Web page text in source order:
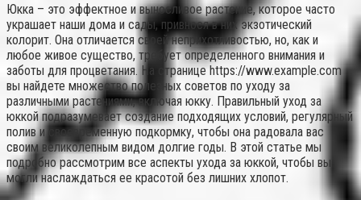
Юкка – это эффектное и выносливое растение, которое часто
украшает наши дома и сады, привнося в них экзотический
колорит. Она отличается своей неприхотливостью, но, как и
любое живое существо, требует определенного внимания и
заботы для процветания. На странице https://www.example.com
вы найдете множество полезных советов по уходу за
различными растениями, включая юкку. Правильный уход за
юккой подразумевает создание подходящих условий, регулярный
полив и своевременную подкормку, чтобы она радовала вас
своим великолепным видом долгие годы. В этой статье мы
подробно рассмотрим все аспекты ухода за юккой, чтобы вы
могли наслаждаться ее красотой без лишних хлопот.